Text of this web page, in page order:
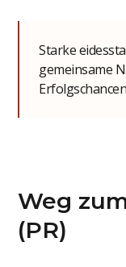
Starke
gemeinsame
Weg
(PR)